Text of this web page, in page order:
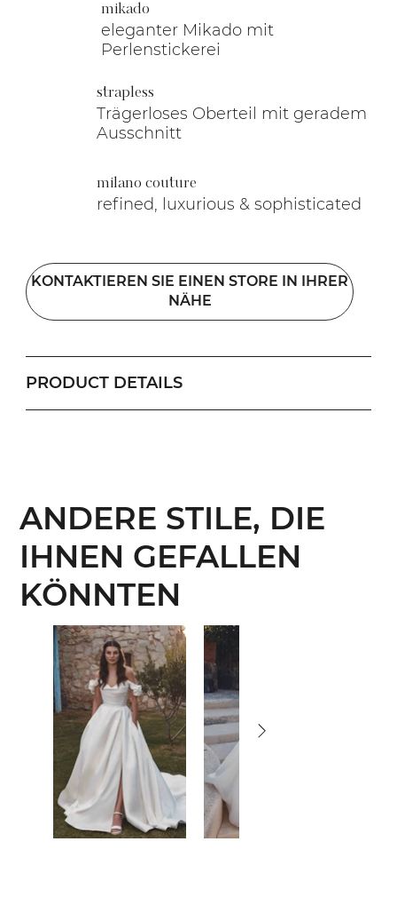
mikado
eleganter Mikado mit
Perlenstickerei
strapless
Trägerloses Oberteil mit geradem
Ausschnitt
milano couture
refined, luxurious & sophisticated
KONTAKTIEREN SIE EINEN STORE IN IHRER
NÄHE
PRODUCT DETAILS
ANDERE STILE, DIE
IHNEN GEFALLEN
KÖNNTEN